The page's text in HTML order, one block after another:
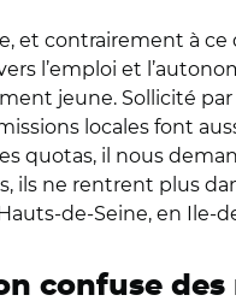
et contrairement à ce
l’emploi et
jeune. Sollicité
locales font
quotas, il nous
ils ne rentrent plus
de-Seine, en Ile-
confuse des